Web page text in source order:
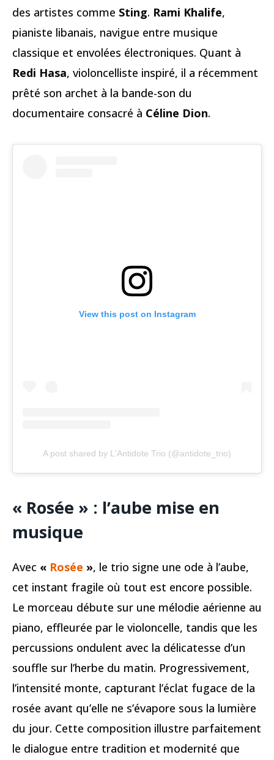
des artistes comme Sting. Rami Khalife,
pianiste libanais, navigue entre musique
classique et envolées électroniques. Quant à
Redi Hasa, violoncelliste inspiré, il a récemment
prêté son archet à la bande-son du
documentaire consacré à Céline Dion.
View this post on Instagram
A post shared by L'Antidote Trio (@antidote_trio)
« Rosée » : l’aube mise en
musique
Avec « Rosée », le trio signe une ode à l’aube,
cet instant fragile où tout est encore possible.
Le morceau débute sur une mélodie aérienne au
piano, effleurée par le violoncelle, tandis que les
percussions ondulent avec la délicatesse d’un
souffle sur l’herbe du matin. Progressivement,
l’intensité monte, capturant l’éclat fugace de la
rosée avant qu’elle ne s’évapore sous la lumière
du jour. Cette composition illustre parfaitement
le dialogue entre tradition et modernité que